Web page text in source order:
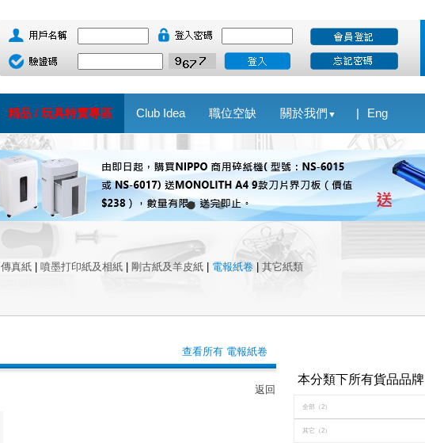
精品 / 玩具特賣專區 Club Idea 職位空缺 關於我們 ▼ Eng
傳真紙 噴墨打印紙及相紙 剛古紙及羊皮紙 電報紙卷 其它紙類
查看所有 電報紙卷
返回
本分類下所有貨品品牌
全部 （2）
其它 （2）